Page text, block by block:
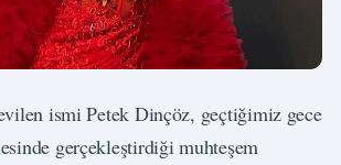
ismi Petek Dinçöz, geçtiğimiz gece
gerçekleştirdiği muhteşem